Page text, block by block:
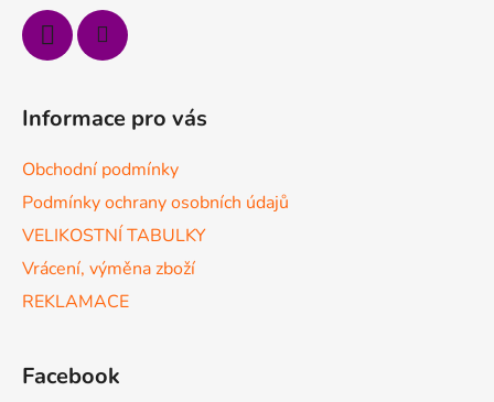
Informace pro vás
Obchodní podmínky
Podmínky ochrany osobních údajů
VELIKOSTNÍ TABULKY
Vrácení, výměna zboží
REKLAMACE
Facebook